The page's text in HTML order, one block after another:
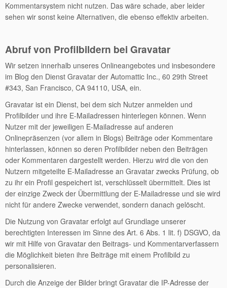
Kommentarsystem nicht nutzen. Das wäre schade, aber leider
sehen wir sonst keine Alternativen, die ebenso effektiv arbeiten.
Abruf von Profilbildern bei Gravatar
Wir setzen innerhalb unseres Onlineangebotes und insbesondere
im Blog den Dienst Gravatar der Automattic Inc., 60 29th Street
#343, San Francisco, CA 94110, USA, ein.
Gravatar ist ein Dienst, bei dem sich Nutzer anmelden und
Profilbilder und ihre E-Mailadressen hinterlegen können. Wenn
Nutzer mit der jeweiligen E-Mailadresse auf anderen
Onlinepräsenzen (vor allem in Blogs) Beiträge oder Kommentare
hinterlassen, können so deren Profilbilder neben den Beiträgen
oder Kommentaren dargestellt werden. Hierzu wird die von den
Nutzern mitgeteilte E-Mailadresse an Gravatar zwecks Prüfung, ob
zu ihr ein Profil gespeichert ist, verschlüsselt übermittelt. Dies ist
der einzige Zweck der Übermittlung der E-Mailadresse und sie wird
nicht für andere Zwecke verwendet, sondern danach gelöscht.
Die Nutzung von Gravatar erfolgt auf Grundlage unserer
berechtigten Interessen im Sinne des Art. 6 Abs. 1 lit. f) DSGVO, da
wir mit Hilfe von Gravatar den Beitrags- und Kommentarverfassern
die Möglichkeit bieten ihre Beiträge mit einem Profilbild zu
personalisieren.
Durch die Anzeige der Bilder bringt Gravatar die IP-Adresse der